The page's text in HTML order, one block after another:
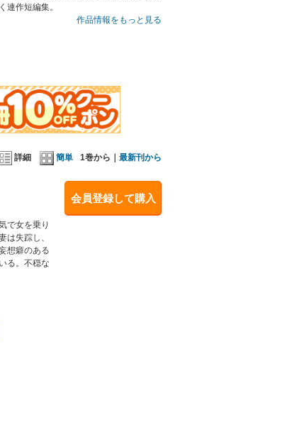
作短編集。
作品情報をもっと見る
詳細 簡単 1巻から｜ 最新刊から
会員登録して購入
で女を乗り
は失踪し、
想癖のある
る。不穏な